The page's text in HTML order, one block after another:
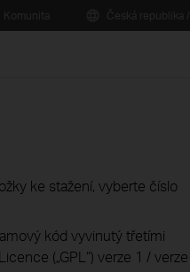
ke stažení, vyberte číslo
kód vyvinutý třetími
(„GPL“) verze 1 /